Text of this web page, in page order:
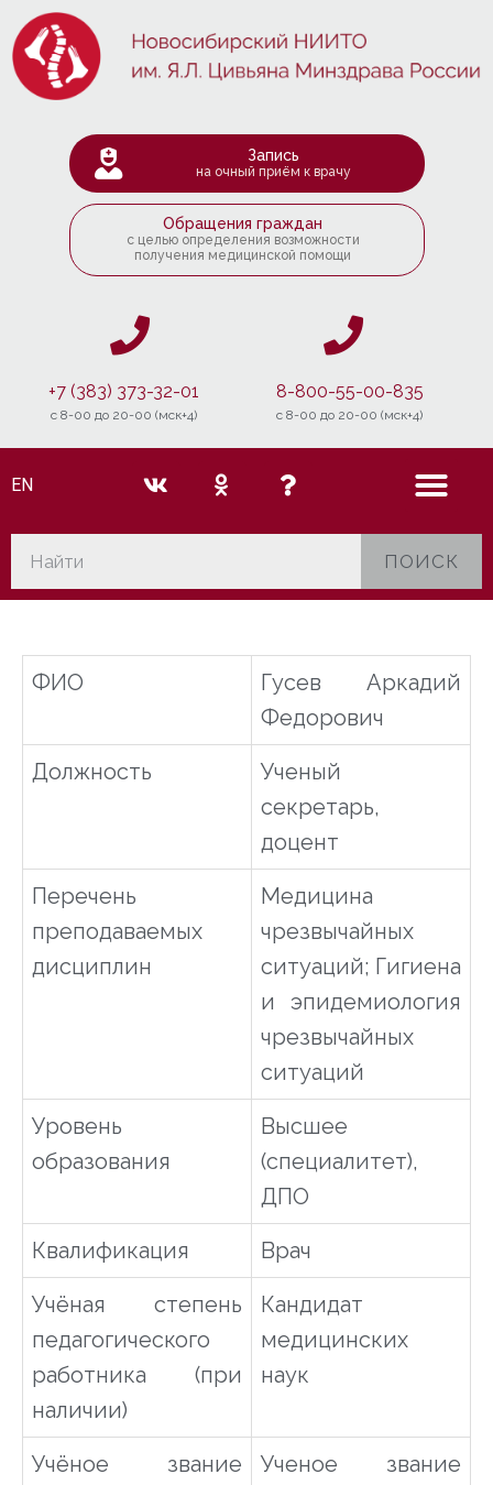
Запись
на очный приём к врачу
Обращения граждан
с целью определения возможности
получения медицинской помощи
+7 (383) 373-32-01
c 8-00 до 20-00 (мск+4)
8-800-55-00-835
c 8-00 до 20-00 (мск+4)
EN
ПОИСК
ФИО
Гусев Аркадий
Федорович
Должность
Ученый
секретарь,
доцент
Перечень
преподаваемых
дисциплин
Медицина
чрезвычайных
ситуаций; Гигиена
и эпидемиология
чрезвычайных
ситуаций
Уровень
образования
Высшее
(специалитет),
ДПО
Квалификация Врач
Учёная степень
педагогического
работника (при
наличии)
Кандидат
медицинских
наук
Учёное звание
Ученое звание